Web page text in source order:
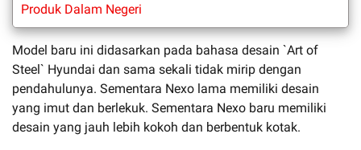
Produk Dalam Negeri
Model baru ini didasarkan pada bahasa desain `Art of
Steel` Hyundai dan sama sekali tidak mirip dengan
pendahulunya. Sementara Nexo lama memiliki desain
yang imut dan berlekuk. Sementara Nexo baru memiliki
desain yang jauh lebih kokoh dan berbentuk kotak.